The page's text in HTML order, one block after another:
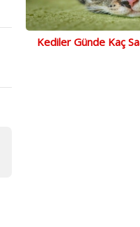
Kediler Günde Kaç